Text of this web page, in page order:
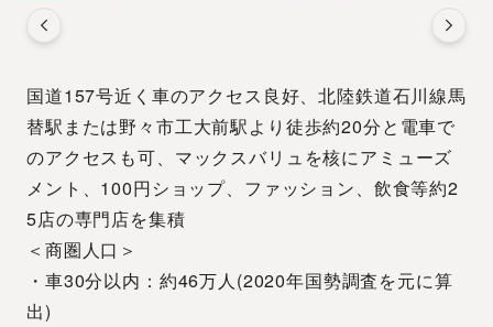
国道157号近く車のアクセス良好、北陸鉄道石川線馬
替駅または野々市工大前駅より徒歩約20分と電車で
のアクセスも可、マックスバリュを核にアミューズ
メント、100円ショップ、ファッション、飲食等約2
5店の専門店を集積
＜商圏人口＞
・車30分以内：約46万人(2020年国勢調査を元に算
出)